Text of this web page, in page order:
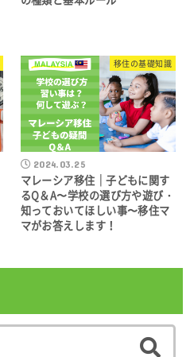
移住の基礎知識
2024.03.25
マレーシア移住｜子どもに関す
るQ＆A〜学校の選び方や遊び・
知っておいてほしい事〜移住マ
マがお答えします！